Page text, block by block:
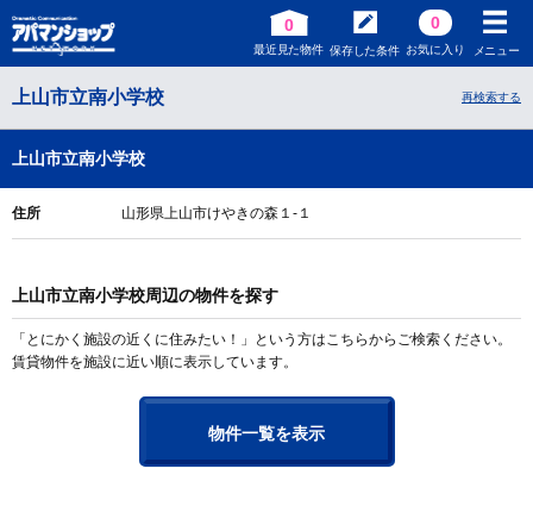
0
最近見た物件 保存した条件
0
お気に入り メニュー
上山市立南小学校 再検索する
上山市立南小学校
住所 山形県上山市けやきの森１-１
上山市立南小学校周辺の物件を探す
「とにかく施設の近くに住みたい！」という方はこちらからご検索ください。
賃貸物件を施設に近い順に表示しています。
物件一覧を表示